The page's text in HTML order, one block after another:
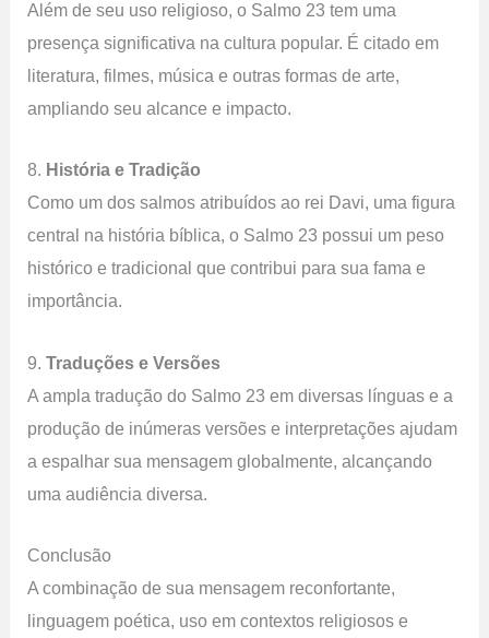
Além de seu uso religioso, o Salmo 23 tem uma
presença significativa na cultura popular. É citado em
literatura, filmes, música e outras formas de arte,
ampliando seu alcance e impacto.
8. História e Tradição
Como um dos salmos atribuídos ao rei Davi, uma figura
central na história bíblica, o Salmo 23 possui um peso
histórico e tradicional que contribui para sua fama e
importância.
9.Traduções e Versões
A ampla tradução do Salmo 23 em diversas línguas e a
produção de inúmeras versões e interpretações ajudam
a espalhar sua mensagem globalmente, alcançando
uma audiência diversa.
Conclusão
A combinação de sua mensagem reconfortante,
linguagem poética, uso em contextos religiosos e